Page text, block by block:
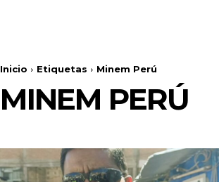
Inicio Etiquetas Minem Perú
MINEM PERÚ